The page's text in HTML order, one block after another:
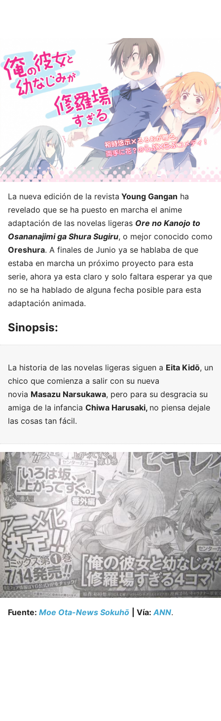
La nueva edición de la revista Young Gangan ha
revelado que se ha puesto en marcha el anime
adaptación de las novelas ligeras Ore no Kanojo to
Osananajimi ga Shura Sugiru, o mejor conocido como
Oreshura. A finales de Junio ya se hablaba de que
estaba en marcha un próximo proyecto para esta
serie, ahora ya esta claro y solo faltara esperar ya que
no se ha hablado de alguna fecha posible para esta
adaptación animada.
Sinopsis:
La historia de las novelas ligeras siguen a Eita Kidō, un
chico que comienza a salir con su nueva
novia Masazu Narsukawa, pero para su desgracia su
amiga de la infancia Chiwa Harusaki, no piensa dejale
las cosas tan fácil.
Fuente: Moe Ota-News Sokuhō | Vía:ANN.